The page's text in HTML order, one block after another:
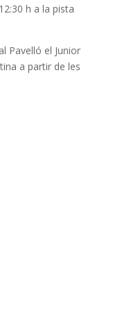
h a la pista
Pavelló el Junior
a partir de les